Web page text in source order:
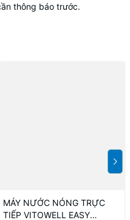
thông báo trước.
MÁY NƯỚC NÓNG TRỰC
TIẾP VITOWELL EASY